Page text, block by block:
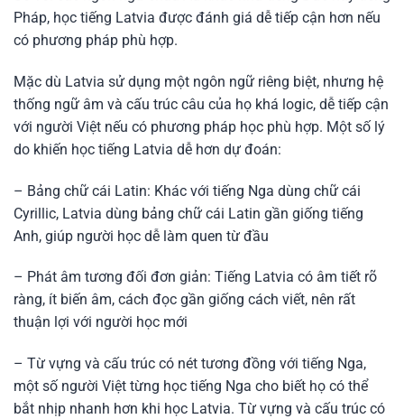
Pháp, học tiếng Latvia được đánh giá dễ tiếp cận hơn nếu
có phương pháp phù hợp.
Mặc dù Latvia sử dụng một ngôn ngữ riêng biệt, nhưng hệ
thống ngữ âm và cấu trúc câu của họ khá logic, dễ tiếp cận
với người Việt nếu có phương pháp học phù hợp. Một số lý
do khiến học tiếng Latvia dễ hơn dự đoán:
– Bảng chữ cái Latin: Khác với tiếng Nga dùng chữ cái
Cyrillic, Latvia dùng bảng chữ cái Latin gần giống tiếng
Anh, giúp người học dễ làm quen từ đầu
– Phát âm tương đối đơn giản: Tiếng Latvia có âm tiết rõ
ràng, ít biến âm, cách đọc gần giống cách viết, nên rất
thuận lợi với người học mới
– Từ vựng và cấu trúc có nét tương đồng với tiếng Nga,
một số người Việt từng học tiếng Nga cho biết họ có thể
bắt nhịp nhanh hơn khi học Latvia. Từ vựng và cấu trúc có